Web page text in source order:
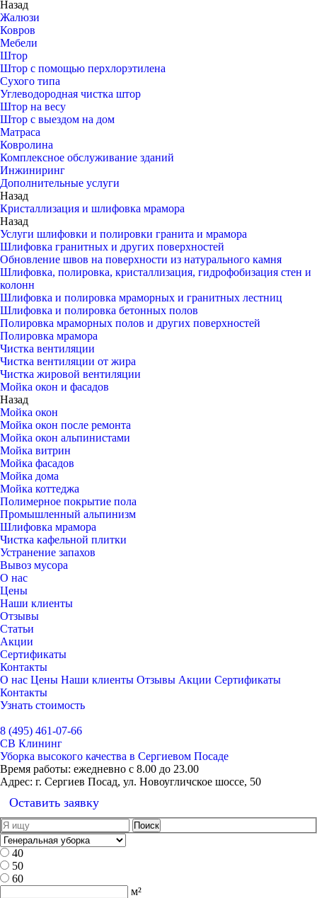
Назад
Жалюзи
Ковров
Мебели
Штор
Штор с помощью перхлорэтилена
Сухого типа
Углеводородная чистка штор
Штор на весу
Штор с выездом на дом
Матраса
Ковролина
Комплексное обслуживание зданий
Инжиниринг
Дополнительные услуги
Назад
Кристаллизация и шлифовка мрамора
Назад
Услуги шлифовки и полировки гранита и мрамора
Шлифовка гранитных и других поверхностей
Обновление швов на поверхности из натурального камня
Шлифовка, полировка, кристаллизация, гидрофобизация стен и
колонн
Шлифовка и полировка мраморных и гранитных лестниц
Шлифовка и полировка бетонных полов
Полировка мраморных полов и других поверхностей
Полировка мрамора
Чистка вентиляции
Чистка вентиляции от жира
Чистка жировой вентиляции
Мойка окон и фасадов
Назад
Мойка окон
Мойка окон после ремонта
Мойка окон альпинистами
Мойка витрин
Мойка фасадов
Мойка дома
Мойка коттеджа
Полимерное покрытие пола
Промышленный альпинизм
Шлифовка мрамора
Чистка кафельной плитки
Устранение запахов
Вывоз мусора
О нас
Цены
Наши клиенты
Отзывы
Статьи
Акции
Сертификаты
Контакты
О нас Цены Наши клиенты Отзывы Акции Сертификаты
Контакты
Узнать стоимость
8 (495) 461-07-66
СВ Клининг
Уборка высокого качества в Сергиевом Посаде
Время работы: ежедневно с 8.00 до 23.00
Адрес: г. Сергиев Посад, ул. Новоугличское шоссе, 50
Оставить заявку
40
50
60
м²